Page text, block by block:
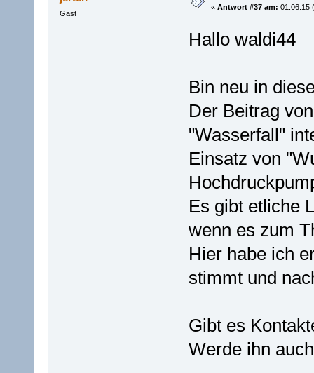
Gast
« Antwort #37 am: 01.06.15
Hallo waldi44
Bin neu in
Der Beitrag
"Wasserfall"
Einsatz von
Es gibt etliche
wenn es zum
Hier habe ich
stimmt und
Gibt es
Werde ihn